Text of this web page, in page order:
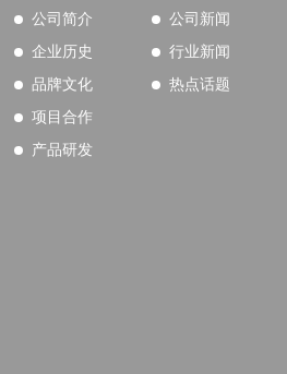
公司简介
企业历史
品牌文化
项目合作
产品研发
公司新闻
行业新闻
热点话题